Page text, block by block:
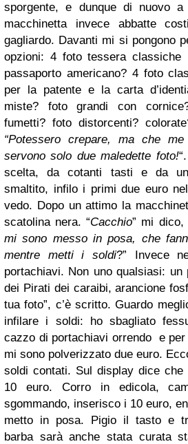
sporgente, e dunque di nuovo
macchinetta invece abbatte
gagliardo. Davanti mi si pongono
opzioni: 4 foto tessera
passaporto americano? 4 foto
per la patente e la carta
miste? foto grandi con
fumetti? foto distorcenti?
“Potessero crepare, ma che
servono solo due maledette foto!
scelta, da cotanti tasti e da
smaltito, infilo i primi due euro
vedo. Dopo un attimo la
scatolina nera. “Cacchio” mi dico,
mi sono messo in posa, che
mentre metti i soldi?” Invece
portachiavi. Non uno qualsiasi: un
dei Pirati dei caraibi, arancione
tua foto”, c’è scritto. Guardo
infilare i soldi: ho sbagliato
cazzo di portachiavi orrendo e per
mi sono polverizzato due euro.
soldi contati. Sul display dice
10 euro. Corro in edicola,
sgommando, inserisco i 10 euro,
metto in posa. Pigio il tasto e
barba sarà anche stata curata